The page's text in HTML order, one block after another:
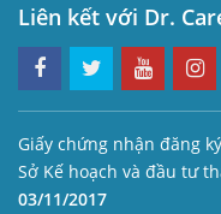
Liên kết với Dr.
Giấy chứng nhận đăng
Sở Kế hoạch và đầu tư
03/11/2017